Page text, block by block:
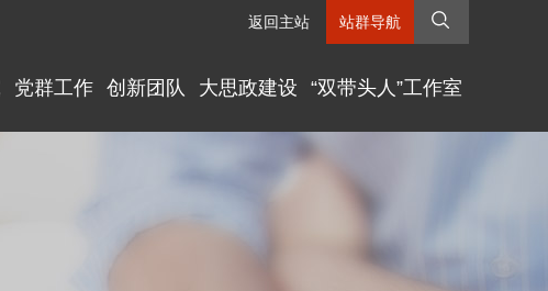
返回主站 站群导航
党群工作 创新团队 大思政建设 “双带头人”工作室